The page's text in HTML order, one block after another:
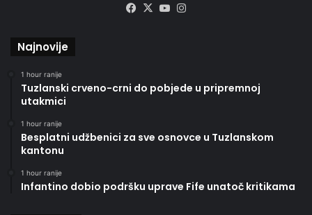
Facebook
X YouTube
Najnovije
1 hour ranije
Tuzlanski crveno-crni do pobjede u pripremnoj
utakmici
1 hour ranije
Besplatni udžbenici za sve osnovce u Tuzlanskom
kantonu
1 hour ranije
Infantino dobio podršku uprave Fife unatoč kritikama